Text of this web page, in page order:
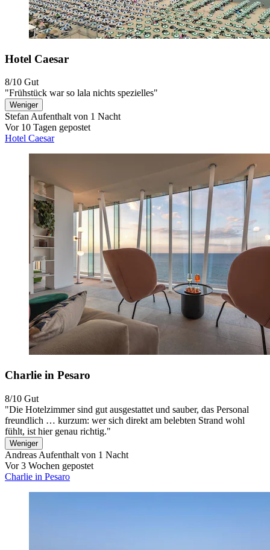
Hotel Caesar
8/10 Gut
"Frühstück war so lala nichts spezielles"
Weniger
StefanAufenthalt von 1 Nacht
Vor 10 Tagen gepostet
Hotel Caesar
Charlie in Pesaro
8/10 Gut
"Die Hotelzimmer sind gut ausgestattet und sauber, das Personal
freundlich … kurzum: wer sich direkt am belebten Strand wohl
fühlt, ist hier genau richtig."
Weniger
Andreas Aufenthalt von 1 Nacht
Vor 3 Wochen gepostet
Charlie in Pesaro